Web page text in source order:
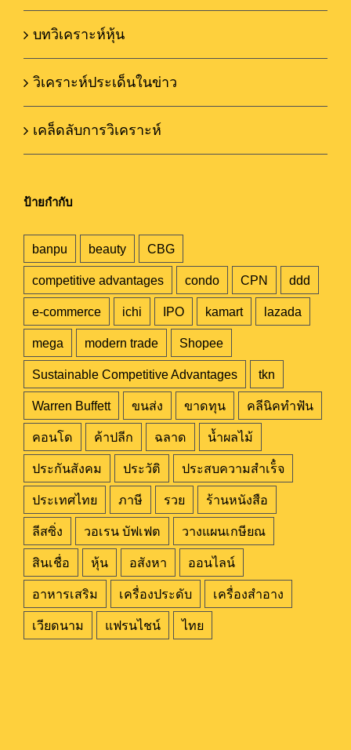
บทวิเคราะห์หุ้น
วิเคราะห์ประเด็นในข่าว
เคล็ดลับการวิเคราะห์
ป้ายกำกับ
banpu beauty CBG
competitive advantages condo CPN ddd
e-commerce ichi IPO kamart lazada
mega modern trade Shopee
Sustainable Competitive Advantages tkn
Warren Buffett ขนส่ง ขาดทุน คลีนิคทำฟัน
คอนโด ค้าปลีก ฉลาด น้ำผลไม้
ประกันสังคม ประวัติ ประสบความสำเร็๋จ
ประเทศไทย ภาษี รวย ร้านหนังสือ
ลีสซิ่ง วอเรน บัฟเฟต วางแผนเกษียณ
สินเชื่อ หุ้น อสังหา ออนไลน์
อาหารเสริม เครื่องประดับ เครื่องสำอาง
เวียดนาม แฟรนไชน์ ไทย